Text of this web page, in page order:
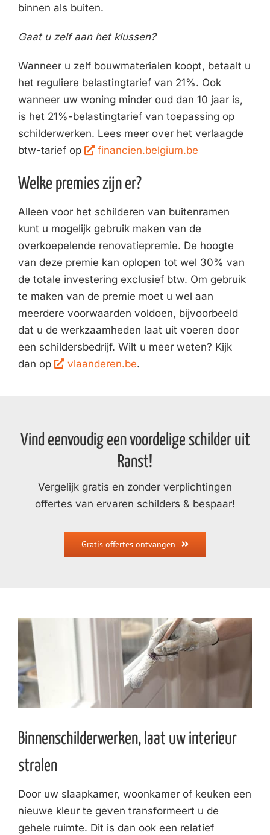
binnen als buiten.
Gaat u zelf aan het klussen?
Wanneer u zelf bouwmaterialen koopt, betaalt u
het reguliere belastingtarief van 21%. Ook
wanneer uw woning minder oud dan 10 jaar is,
is het 21%-belastingtarief van toepassing op
schilderwerken. Lees meer over het verlaagde
btw-tarief op
financien.belgium.be
Welke premies zijn er?
Alleen voor het schilderen van buitenramen
kunt u mogelijk gebruik maken van de
overkoepelende renovatiepremie. De hoogte
van deze premie kan oplopen tot wel 30% van
de totale investering exclusief btw. Om gebruik
te maken van de premie moet u wel aan
meerdere voorwaarden voldoen, bijvoorbeeld
dat u de werkzaamheden laat uit voeren door
een schildersbedrijf. Wilt u meer weten? Kijk
dan op
vlaanderen.be.
Vind eenvoudig een voordelige schilder uit
Ranst!
Vergelijk gratis en zonder verplichtingen
offertes van ervaren schilders & bespaar!
Gratis offertes ontvangen
Binnenschilderwerken, laat uw interieur
stralen
Door uw slaapkamer, woonkamer of keuken een
nieuwe kleur te geven transformeert u de
gehele ruimte. Dit is dan ook een relatief